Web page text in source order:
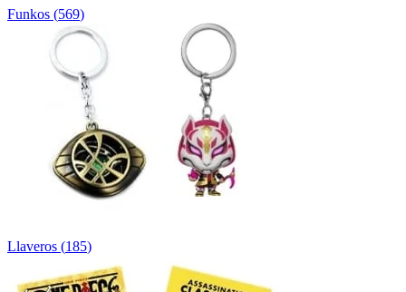
Funkos (569)
Llaveros (185)